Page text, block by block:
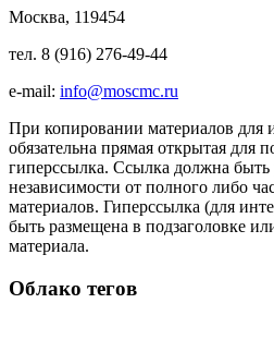
Москва, 119454
тел. 8 (916) 276-49-44
e-mail: info@moscmc.ru
При копировании материалов для
обязательна прямая открытая для
гиперссылка. Ссылка должна быть
независимости от полного либо
материалов. Гиперссылка (для
быть размещена в подзаголовке
материала.
Облако тегов